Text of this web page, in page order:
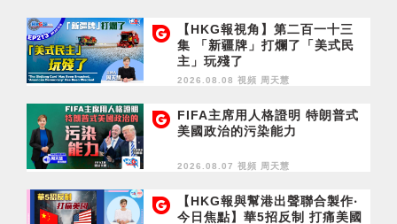
【HKG報視角】第二百一十三
集 「新疆牌」打爛了「美式民
主」玩殘了
2026.08.08 視頻 周天慧
FIFA主席用人格證明 特朗普式
美國政治的污染能力
2026.08.07 視頻 周天慧
【HKG報與幫港出聲聯合製作‧
今日焦點】華5招反制 打痛美國